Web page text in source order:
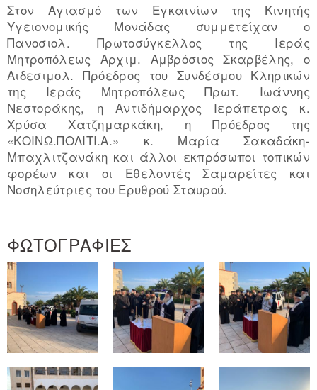
Στον Αγιασμό των Εγκαινίων της Κινητής
Υγειονομικής Μονάδας συμμετείχαν ο
Πανοσιολ. Πρωτοσύγκελλος της Ιεράς
Μητροπόλεως Αρχιμ. Αμβρόσιος Σκαρβέλης, ο
Αιδεσιμολ. Πρόεδρος του Συνδέσμου Κληρικών
της Ιεράς Μητροπόλεως Πρωτ. Ιωάννης
Νεστοράκης, η Αντιδήμαρχος Ιεράπετρας κ.
Χρύσα Χατζημαρκάκη, η Πρόεδρος της
«ΚΟΙΝΩ.ΠΟΛΙΤΙ.Α.» κ. Μαρία Σακαδάκη-
Μπαχλιτζανάκη και άλλοι εκπρόσωποι τοπικών
φορέων και οι Εθελοντές Σαμαρείτες και
Νοσηλεύτριες του Ερυθρού Σταυρού.
ΦΩΤΟΓΡΑΦΙΕΣ